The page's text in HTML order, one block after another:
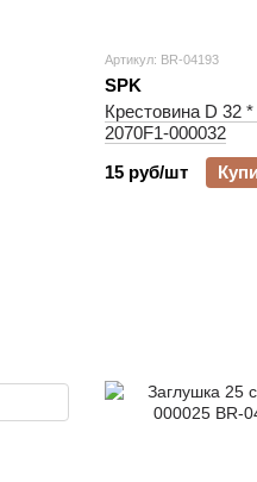
Артикул: BR-04193
SPK
Крестовина D 32
2070F1-000032
15 руб/шт